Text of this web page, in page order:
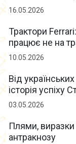
16.05.2026
Трактори
працює не на
10.05.2026
Від
історія успіху
03.05.2026
Плями, виразки
антракнозу